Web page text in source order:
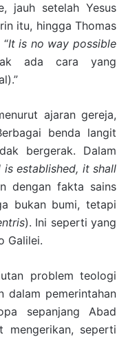
jauh setelah Yesus
itu, hingga Thomas
It is no way possible
ada cara yang
ajaran gereja,
benda langit
bergerak. Dalam
is established, it shall
dengan fakta sains
bukan bumi, tetapi
). Ini seperti yang
Galilei.
problem teologi
dalam pemerintahan
sepanjang Abad
mengerikan, seperti